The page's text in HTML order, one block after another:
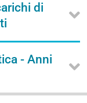
di
- Anni